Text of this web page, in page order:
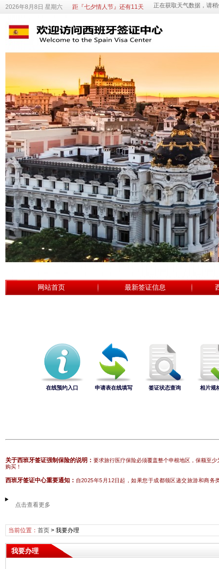
2026年8月8日 星期六 距『七夕情人节』还有11天
网站首页 最新签证信息
在线预约入口 申请表在线填写 签证状态查询 相片规
关于西班牙签证强制保险的说明： 要求旅行医疗保险必须覆盖整个申根地区，保额至少
购买！
西班牙签证中心重要通知： 自2025年5月12日起，如果您于成都领区递交旅游和商
点击查看更多
当前位置： 首页> 我要办理
我要办理